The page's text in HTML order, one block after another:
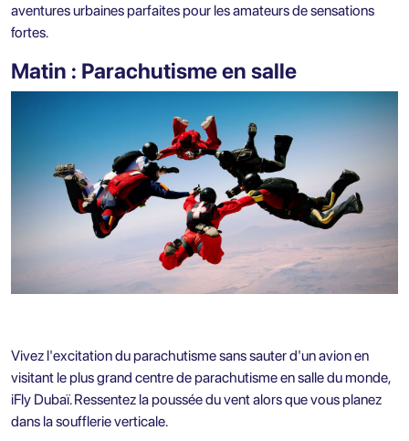
aventures urbaines parfaites pour les amateurs de sensations
fortes.
Matin : Parachutisme en salle
Vivez l'excitation du parachutisme sans sauter d'un avion en
visitant le plus grand centre de parachutisme en salle du monde,
iFly Dubaï. Ressentez la poussée du vent alors que vous planez
dans la soufflerie verticale.